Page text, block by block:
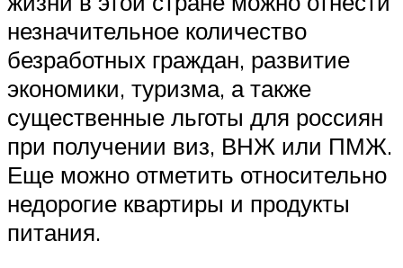
незначительное количество
безработных граждан, развитие
экономики, туризма, а также
существенные льготы для россиян
при получении виз, ВНЖ или ПМЖ.
Еще можно отметить относительно
недорогие квартиры и продукты
питания.